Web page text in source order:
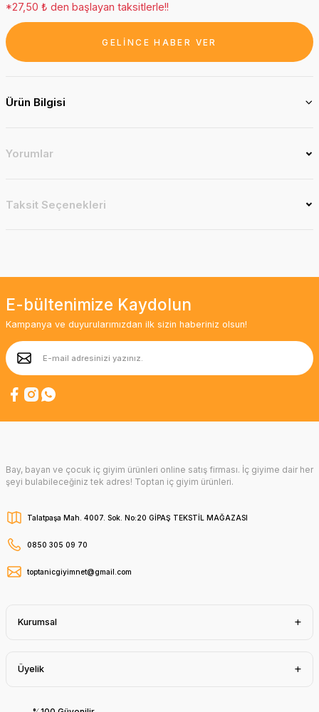
*27,50 ₺ den başlayan taksitlerle!!
GELİNCE HABER VER
Ürün Bilgisi
Yorumlar
Taksit Seçenekleri
E-bültenimize Kaydolun
Kampanya ve duyurularımızdan ilk sizin haberiniz olsun!
Bay, bayan ve çocuk iç giyim ürünleri online satış firması. İç giyime dair her
şeyi bulabileceğiniz tek adres! Toptan iç giyim ürünleri.
Talatpaşa Mah. 4007. Sok. No:20 GİPAŞ TEKSTİL MAĞAZASI
0850 305 09 70
toptanicgiyimnet@gmail.com
Kurumsal
Üyelik